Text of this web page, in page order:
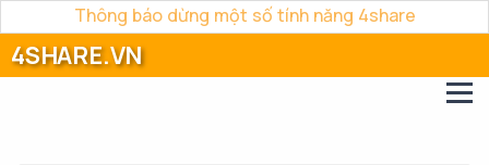
Thông báo dừng một số tính năng 4share
4SHARE.VN